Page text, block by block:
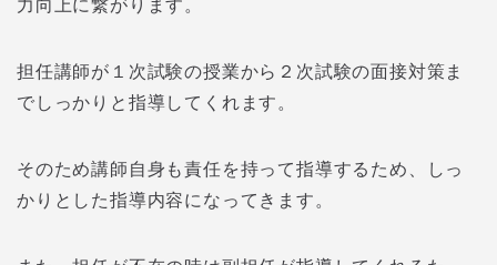
力向上に繋がります。
担任講師が１次試験の授業から２次試験の面接対策ま
でしっかりと指導してくれます。
そのため講師自身も責任を持って指導するため、しっ
かりとした指導内容になってきます。